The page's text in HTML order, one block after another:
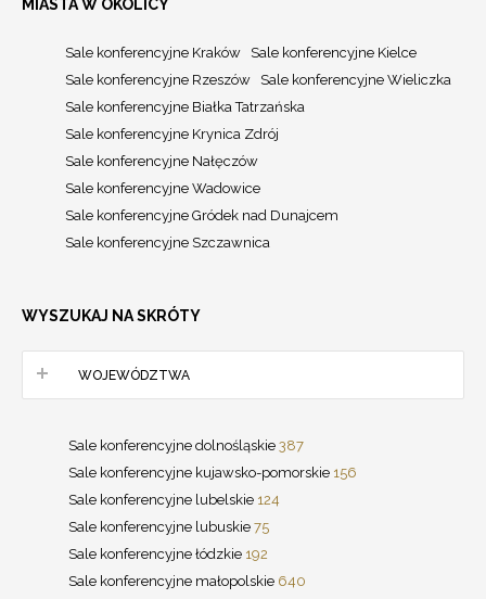
MIASTA W OKOLICY
Sale konferencyjne Kraków
Sale konferencyjne Kielce
Sale konferencyjne Rzeszów
Sale konferencyjne Wieliczka
Sale konferencyjne Białka Tatrzańska
Sale konferencyjne Krynica Zdrój
Sale konferencyjne Nałęczów
Sale konferencyjne Wadowice
Sale konferencyjne Gródek nad Dunajcem
Sale konferencyjne Szczawnica
WYSZUKAJ NA SKRÓTY
WOJEWÓDZTWA
Sale konferencyjne dolnośląskie 387
Sale konferencyjne kujawsko-pomorskie 156
Sale konferencyjne lubelskie 124
Sale konferencyjne lubuskie 75
Sale konferencyjne łódzkie 192
Sale konferencyjne małopolskie 640